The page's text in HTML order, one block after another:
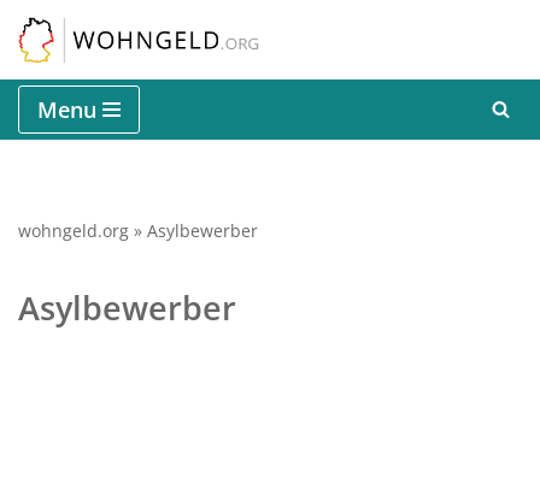
Zum
Inhalt
springen
Menu
wohngeld.org » Asylbewerber
Asylbewerber